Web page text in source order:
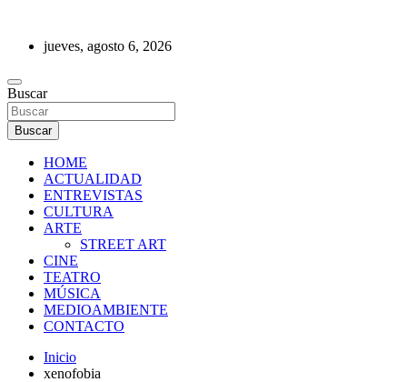
contenidojueves, agosto 6, 2026
REVISTA DE PRENSA
Buscar
Buscar
HOME
ACTUALIDAD
ENTREVISTAS
CULTURA
ARTE
STREET ART
CINE
TEATRO
MÚSICA
MEDIOAMBIENTE
CONTACTO
Inicio
xenofobia